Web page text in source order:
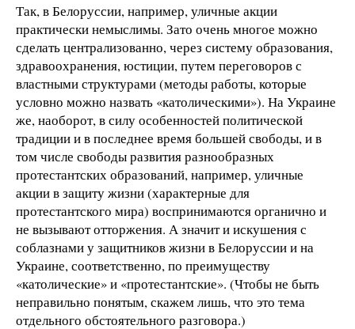
Так, в Белоруссии, например, уличные акции
практически немыслимы. Зато очень многое можно
сделать централизованно, через систему образования,
здравоохранения, юстиции, путем переговоров с
властными структурами (методы работы, которые
условно можно назвать «католическими»). На Украине
же, наоборот, в силу особенностей политической
традиции и в последнее время большей свободы, и в
том числе свободы развития разнообразных
протестантских образований, например, уличные
акции в защиту жизни (характерные для
протестантского мира) воспринимаются органично и
не вызывают отторжения. А значит и искушения с
соблазнами у защитников жизни в Белоруссии и на
Украине, соответственно, по преимуществу
«католические» и «протестантские». (Чтобы не быть
неправильно понятым, скажем лишь, что это тема
отдельного обстоятельного разговора.)